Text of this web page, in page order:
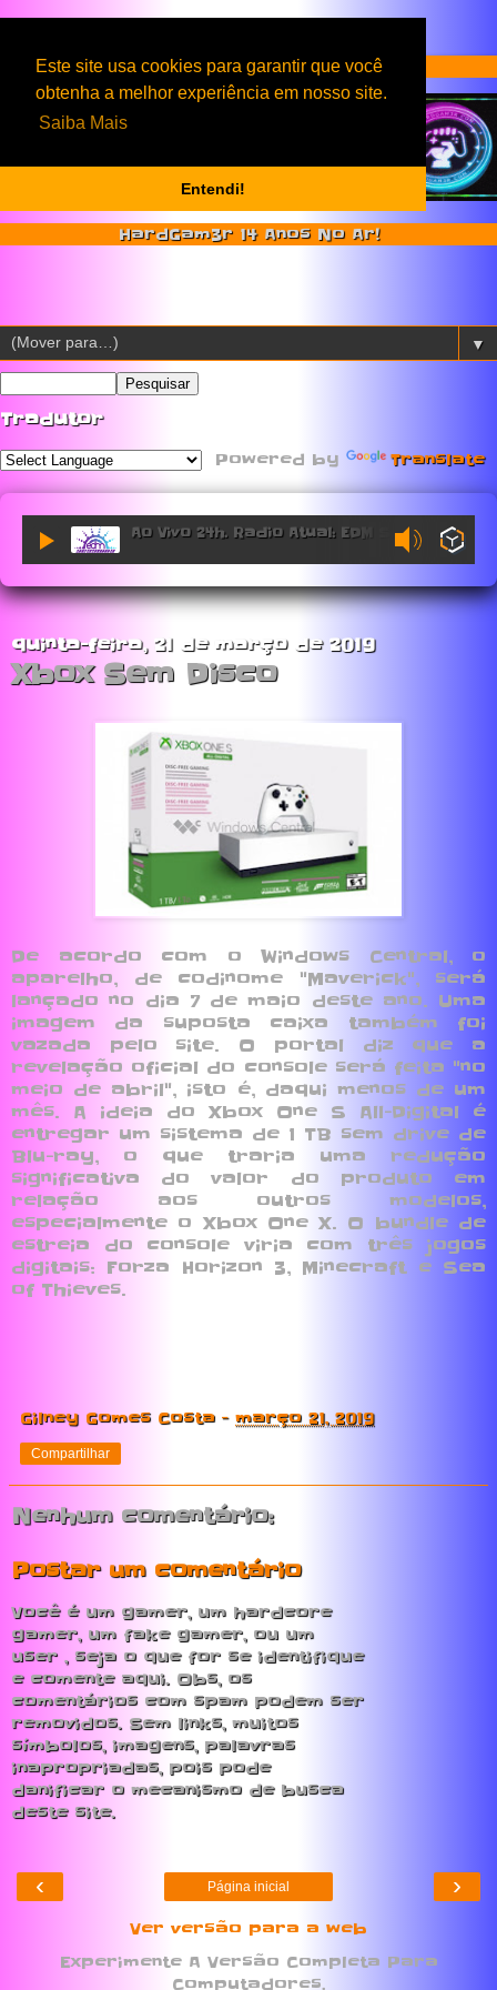
Este site usa cookies para garantir que você
obtenha a melhor experiência em nosso site.
Saiba Mais
Entendi!
Serviços & Produtos HardGam3r
HardGam3r 14 Anos No Ar!
▼
Tradutor
Powered by Translate
Ao Vivo 24h. Radio Atual: EDM Sessions.
quinta-feira, 21 de março de 2019
Xbox Sem Disco
De acordo com o Windows Central, o
aparelho, de codinome "Maverick", será
lançado no dia 7 de maio deste ano. Uma
imagem da suposta caixa também foi
vazada pelo site. O portal diz que a
revelação oficial do console será feita "no
meio de abril", isto é, daqui menos de um
mês. A ideia do Xbox One S All-Digital é
entregar um sistema de 1 TB sem drive de
Blu-ray, o que traria uma redução
significativa do valor do produto em
relação aos outros modelos,
especialmente o Xbox One X. O bundle de
estreia do console viria com três jogos
digitais: Forza Horizon 3, Minecraft e Sea
of Thieves.
Gilney Gomes Costa - março 21, 2019
Compartilhar
Nenhum comentário:
Postar um comentário
Você é um gamer, um hardcore
gamer, um fake gamer, ou um
user , seja o que for se identifique
e comente aqui. Obs, os
comentários com spam podem ser
removidos. Sem links, muitos
símbolos, imagens, palavras
inapropriadas, pois pode
danificar o mecanismo de busca
deste site.
‹ ›
Página inicial
Ver versão para a web
Experimente A Versão Completa Para
Computadores.